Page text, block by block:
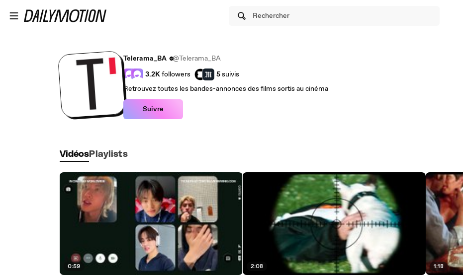
Rechercher
Telerama_BA
@Telerama_BA
3.2Kfollowers 5suivis
Retrouvez toutes les bandes-annonces des films sortis au cinéma
Suivre
Vidéos Playlists
0:59 2:08 1:18